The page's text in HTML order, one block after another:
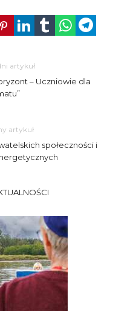
artykuł
– Uczniowie dla
artykuł
społeczności i